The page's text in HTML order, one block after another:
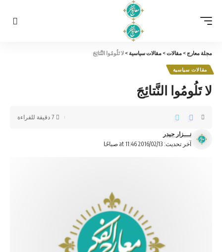
مجلة معارج> مقالات> مقالات سياسية> لا تَلُومُوا النَّتائِجَ
مقالات سياسية
لا تَلُومُوا النَّتائِجَ
آخر تحديث: 2016/02/13 at 11:46 صباحًا
نـــزار حيدر
7 دقيقة للقراءة